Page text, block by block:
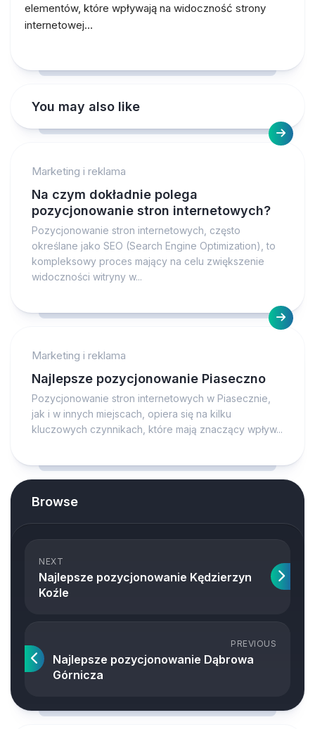
elementów, które wpływają na widoczność strony
internetowej…
You may also like
Marketing i reklama
Na czym dokładnie polega
pozycjonowanie stron internetowych?
Pozycjonowanie stron internetowych, często
określane jako SEO (Search Engine Optimization), to
kompleksowy proces mający na celu zwiększenie
widoczności witryny w...
Marketing i reklama
Najlepsze pozycjonowanie Piaseczno
Pozycjonowanie stron internetowych w Piasecznie,
jak i w innych miejscach, opiera się na kilku
kluczowych czynnikach, które mają znaczący wpływ...
Browse
NEXT
Najlepsze pozycjonowanie Kędzierzyn
Koźle
PREVIOUS
Najlepsze pozycjonowanie Dąbrowa
Górnicza